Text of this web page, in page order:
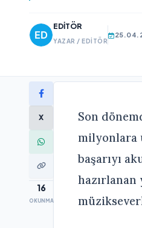
EDITÖR
YAZAR / EDITÖR
X
16
OKUNMA
Son
milyonlara
başarıyı